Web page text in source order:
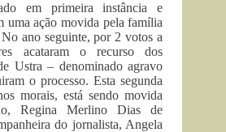
em primeira instância e
uma ação movida pela família
ano seguinte, por 2 votos a
acataram o recurso dos
Ustra – denominado agravo
o processo. Esta segunda
morais, está sendo movida
Regina Merlino Dias de
do jornalista, Angela